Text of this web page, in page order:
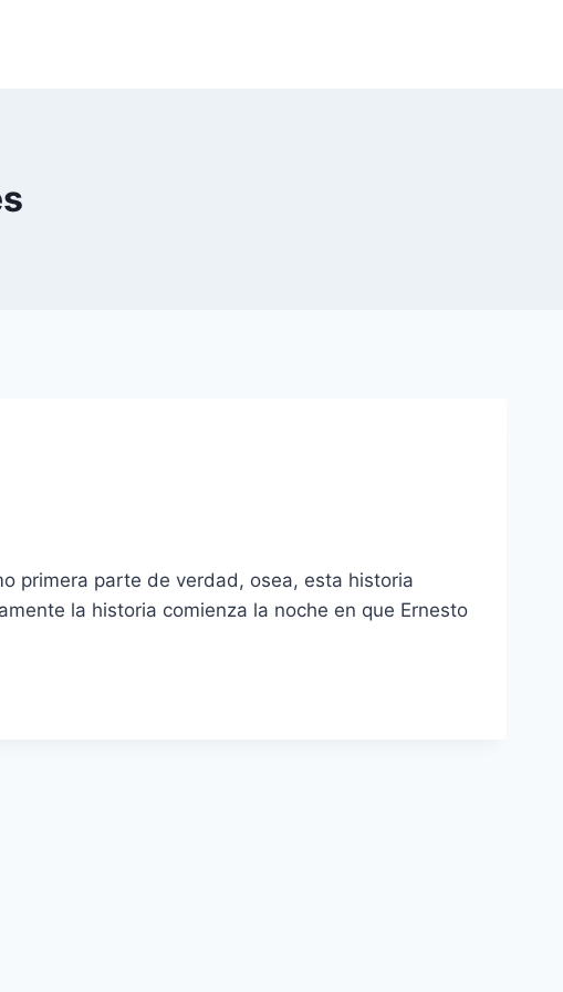
primera parte de verdad, osea, esta historia
la historia comienza la noche en que Ernesto